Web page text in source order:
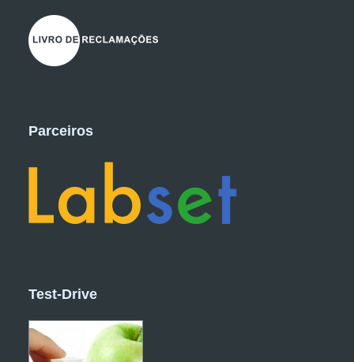
Parceiros
Test-Drive